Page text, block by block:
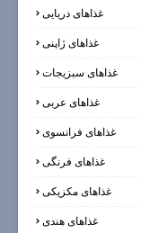
غذاهای دریایی
غذاهای ژاپنی
غذاهای سبزیجات
غذاهای عربی
غذاهای فرانسوی
غذاهای فرنگی
غذاهای مکزیکی
غذاهای هندی